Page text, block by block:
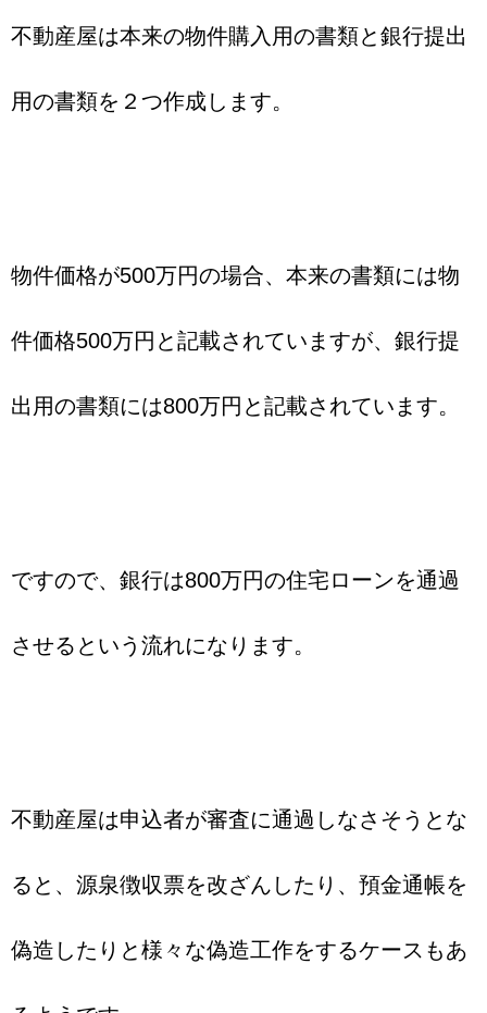
不動産屋は本来の物件購入用の書類と銀行提出
用の書類を２つ作成します。
物件価格が500万円の場合、本来の書類には物
件価格500万円と記載されていますが、銀行提
出用の書類には800万円と記載されています。
ですので、銀行は800万円の住宅ローンを通過
させるという流れになります。
不動産屋は申込者が審査に通過しなさそうとな
ると、源泉徴収票を改ざんしたり、預金通帳を
偽造したりと様々な偽造工作をするケースもあ